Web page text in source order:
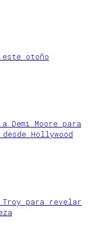
este otoño
Demi Moore para
Hollywood
para revelar